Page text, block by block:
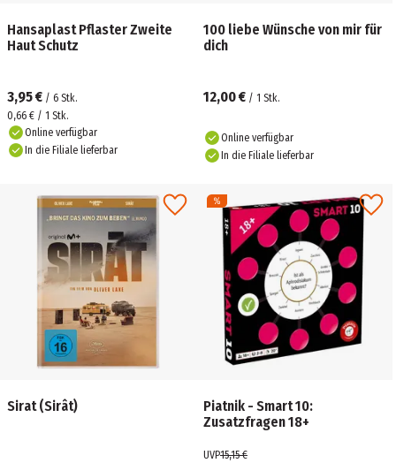
Hansaplast Pflaster Zweite
Haut Schutz
3,95 € / 6 Stk.
0,66 € / 1 Stk.
Online verfügbar
In die Filiale lieferbar
100 liebe Wünsche von mir für
dich
12,00 € / 1 Stk.
Online verfügbar
In die Filiale lieferbar
Sirat (Sirât)
Piatnik - Smart 10:
Zusatzfragen 18+
UVP15,15 €